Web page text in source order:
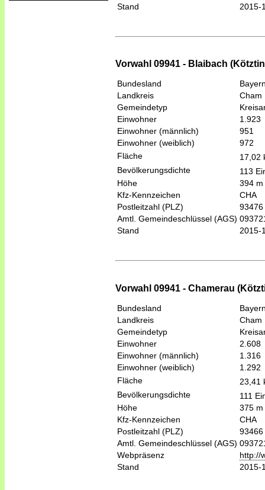
Stand
2015-
Vorwahl 09941 - Blaibach
Bundesland
Landkreis
Cham
Gemeindetyp
Einwohner
1.923
Einwohner (männlich)
951
Einwohner (weiblich)
972
Fläche
17,02
Bevölkerungsdichte
113
Höhe
394 m
Kfz-Kennzeichen
CHA
Postleitzahl (PLZ)
93476
Amtl. Gemeindeschlüssel (AGS)
Stand
2015-
Vorwahl 09941 - Chamerau
Bundesland
Landkreis
Cham
Gemeindetyp
Einwohner
2.608
Einwohner (männlich)
1.316
Einwohner (weiblich)
1.292
Fläche
23,41
Bevölkerungsdichte
111
Höhe
375 m
Kfz-Kennzeichen
CHA
Postleitzahl (PLZ)
93466
Amtl. Gemeindeschlüssel (AGS)
Webpräsenz
http://
Stand
2015-